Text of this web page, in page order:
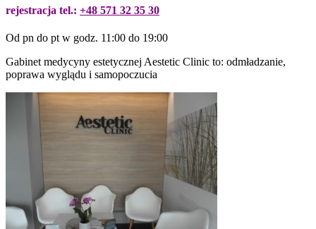
rejestracja tel.: +48 571 32 35 30
Od pn do pt w godz. 11:00 do 19:00
Gabinet medycyny estetycznej Aestetic Clinic to: odmładzanie,
poprawa wyglądu i samopoczucia